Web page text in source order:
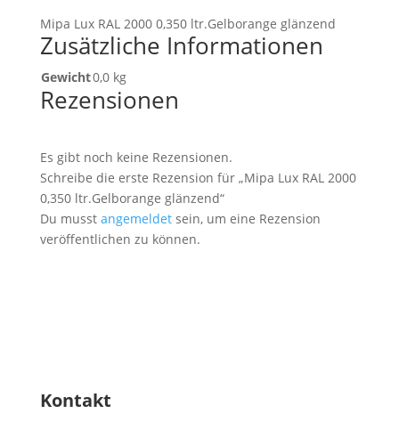
Mipa Lux RAL 2000 0,350 ltr.Gelborange glänzend
Zusätzliche Informationen
Gewicht0,0 kg
Rezensionen
Es gibt noch keine Rezensionen.
Schreibe die erste Rezension für „Mipa Lux RAL 2000
0,350 ltr.Gelborange glänzend“
Du musst angemeldetsein, um eine Rezension
veröffentlichen zu können.
Kontakt